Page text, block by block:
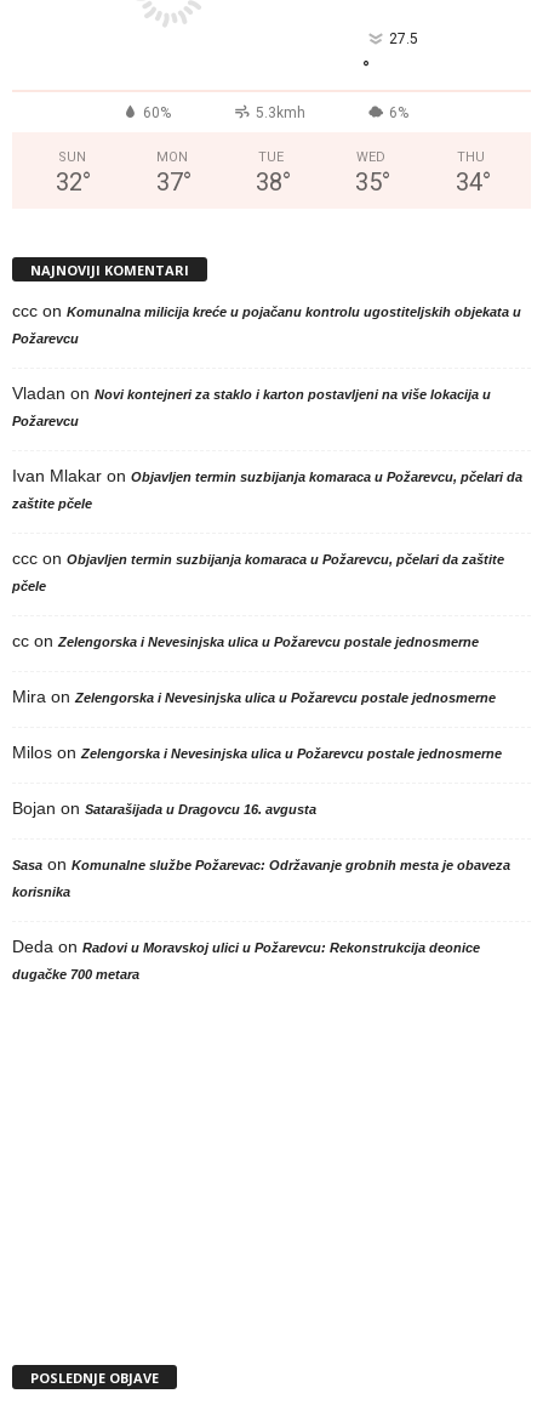
27.5
°
60% 5.3kmh 6%
SUN
32°
MON
37°
TUE
38°
WED
35°
THU
34°
NAJNOVIJI KOMENTARI
ccc on Komunalna milicija kreće u pojačanu kontrolu ugostiteljskih objekata u
Požarevcu
Vladan on Novi kontejneri za staklo i karton postavljeni na više lokacija u
Požarevcu
Ivan Mlakar on Objavljen termin suzbijanja komaraca u Požarevcu, pčelari da
zaštite pčele
ccc on Objavljen termin suzbijanja komaraca u Požarevcu, pčelari da zaštite
pčele
cc on Zelengorska i Nevesinjska ulica u Požarevcu postale jednosmerne
Mira on Zelengorska i Nevesinjska ulica u Požarevcu postale jednosmerne
Milos on Zelengorska i Nevesinjska ulica u Požarevcu postale jednosmerne
Bojan on Satarašijada u Dragovcu 16. avgusta
Sasa on Komunalne službe Požarevac: Održavanje grobnih mesta je obaveza
korisnika
Deda on Radovi u Moravskoj ulici u Požarevcu: Rekonstrukcija deonice
dugačke 700 metara
POSLEDNJE OBJAVE